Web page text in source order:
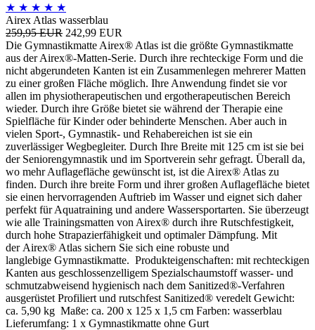
★ ★ ★ ★ ★
Airex Atlas wasserblau
259,95 EUR 242,99 EUR
Die Gymnastikmatte Airex® Atlas ist die größte Gymnastikmatte
aus der Airex®-Matten-Serie. Durch ihre rechteckige Form und die
nicht abgerundeten Kanten ist ein Zusammenlegen mehrerer Matten
zu einer großen Fläche möglich. Ihre Anwendung findet sie vor
allen im physiotherapeutischen und ergotherapeutischen Bereich
wieder. Durch ihre Größe bietet sie während der Therapie eine
Spielfläche für Kinder oder behinderte Menschen. Aber auch in
vielen Sport-, Gymnastik- und Rehabereichen ist sie ein
zuverlässiger Wegbegleiter. Durch Ihre Breite mit 125 cm ist sie bei
der Seniorengymnastik und im Sportverein sehr gefragt. Überall da,
wo mehr Auflagefläche gewünscht ist, ist die Airex® Atlas zu
finden. Durch ihre breite Form und ihrer großen Auflagefläche bietet
sie einen hervorragenden Auftrieb im Wasser und eignet sich daher
perfekt für Aquatraining und andere Wassersportarten. Sie überzeugt
wie alle Trainingsmatten von Airex® durch ihre Rutschfestigkeit,
durch hohe Strapazierfähigkeit und optimaler Dämpfung. Mit
der Airex® Atlas sichern Sie sich eine robuste und
langlebige Gymnastikmatte. Produkteigenschaften: mit rechteckigen
Kanten aus geschlossenzelligem Spezialschaumstoff wasser- und
schmutzabweisend hygienisch nach dem Sanitized®-Verfahren
ausgerüstet Profiliert und rutschfest Sanitized® veredelt Gewicht:
ca. 5,90 kg Maße: ca. 200 x 125 x 1,5 cm Farben: wasserblau
Lieferumfang: 1 x Gymnastikmatte ohne Gurt